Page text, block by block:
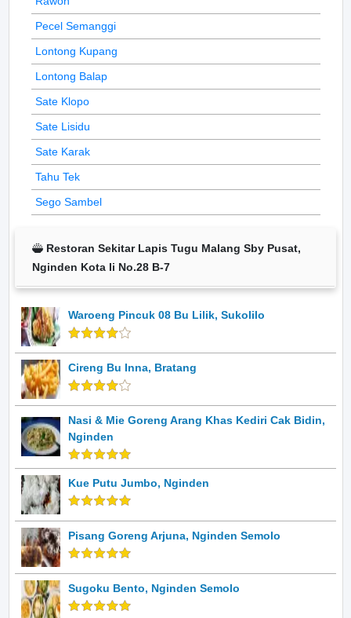
Pecel Semanggi
Lontong Kupang
Lontong Balap
Sate Klopo
Sate Lisidu
Sate Karak
Tahu Tek
Sego Sambel
Restoran Sekitar Lapis Tugu Malang Sby Pusat,
Nginden Kota Ii No.28 B-7
Waroeng Pincuk 08 Bu Lilik, Sukolilo
Cireng Bu Inna, Bratang
Nasi & Mie Goreng Arang Khas Kediri Cak Bidin,
Nginden
Kue Putu Jumbo, Nginden
Pisang Goreng Arjuna, Nginden Semolo
Sugoku Bento, Nginden Semolo